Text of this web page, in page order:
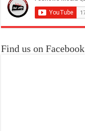
Find us on Facebook